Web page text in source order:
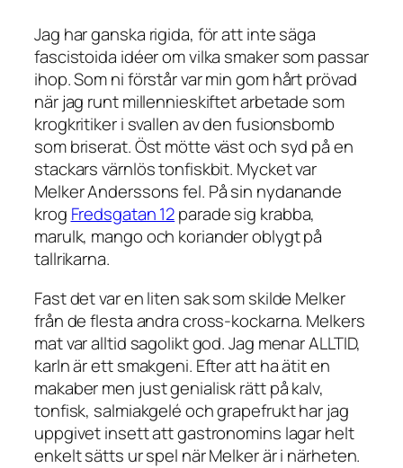
Jag har ganska rigida, för att inte säga
fascistoida idéer om vilka smaker som passar
ihop. Som ni förstår var min gom hårt prövad
när jag runt millennieskiftet arbetade som
krogkritiker i svallen av den fusionsbomb
som briserat. Öst mötte väst och syd på en
stackars värnlös tonfiskbit. Mycket var
Melker Anderssons fel. På sin nydanande
krog Fredsgatan 12parade sig krabba,
marulk, mango och koriander oblygt på
tallrikarna.
Fast det var en liten sak som skilde Melker
från de flesta andra cross-kockarna. Melkers
mat var alltid sagolikt god. Jag menar ALLTID,
karln är ett smakgeni. Efter att ha ätit en
makaber men just genialisk rätt på kalv,
tonfisk, salmiakgelé och grapefrukt har jag
uppgivet insett att gastronomins lagar helt
enkelt sätts ur spel när Melker är i närheten.